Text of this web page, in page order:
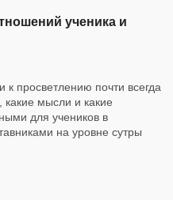
ученика и
к просветлению почти всегда
какие мысли и какие
для учеников в
на уровне сутры